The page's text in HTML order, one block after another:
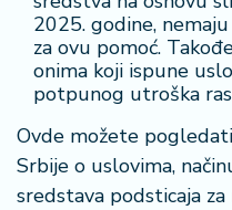
2025. godine,
za ovu pomoć.
onima koji ispune
potpunog utroška
Ovde možete
Srbije o uslovima,
sredstava podsticaja